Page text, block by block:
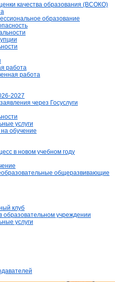
качества образования (ВСОКО)
образование
работа
работа
2027
через Госуслуги
услуги
обучение
в новом учебном году
общеразвивающие
клуб
образовательном учреждении
услуги